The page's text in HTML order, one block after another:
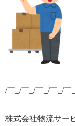
/￣_/￣_/￣_/￣_/￣
株式会社物流サー